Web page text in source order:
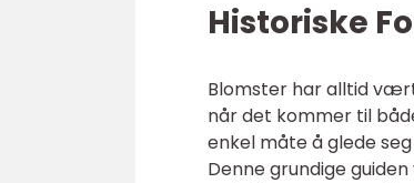
Historiske
Blomster har alltid
når det kommer til
enkel måte å glede
Denne grundige